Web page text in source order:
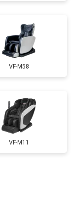
VF-M58
VF-M11